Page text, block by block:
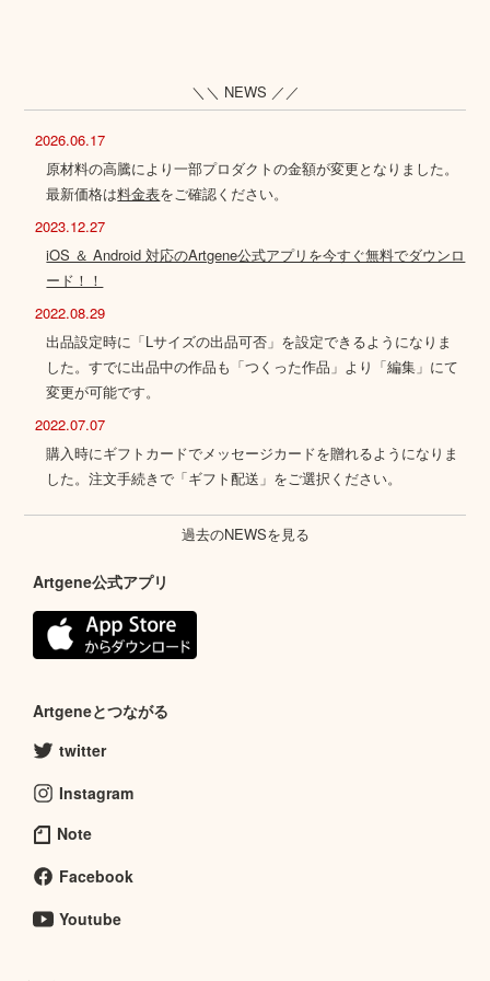
＼＼ NEWS ／／
2026.06.17
原材料の高騰により一部プロダクトの金額が変更となりました。
最新価格は料金表をご確認ください。
2023.12.27
iOS ＆ Android 対応のArtgene公式アプリを今すぐ無料でダウンロ
ード！！
2022.08.29
出品設定時に「Lサイズの出品可否」を設定できるようになりま
した。すでに出品中の作品も「つくった作品」より「編集」にて
変更が可能です。
2022.07.07
購入時にギフトカードでメッセージカードを贈れるようになりま
した。注文手続きで「ギフト配送」をご選択ください。
過去のNEWSを見る
Artgene公式アプリ
Artgeneとつながる
twitter
Instagram
Note
Facebook
Youtube